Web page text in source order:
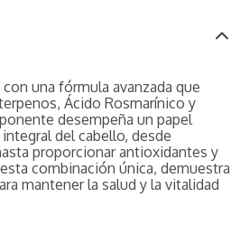
una fórmula avanzada que
Ácido Rosmarínico y
desempeña un papel
del cabello, desde
proporcionar antioxidantes y
combinación única, demuestra
mantener la salud y la vitalidad